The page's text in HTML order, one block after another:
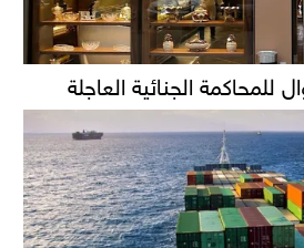
للمحاكمة الجنائية العاجلة